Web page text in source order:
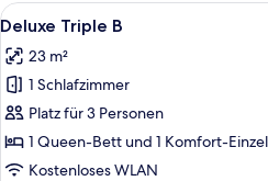
Alle
Fotos
für
Deluxe
Triple
B
anzeigen
10
Deluxe Triple B
23 m²
1 Schlafzimmer
Platz für 3 Personen
1 Queen-Bett und 1 Komfort-
Kostenloses WLAN